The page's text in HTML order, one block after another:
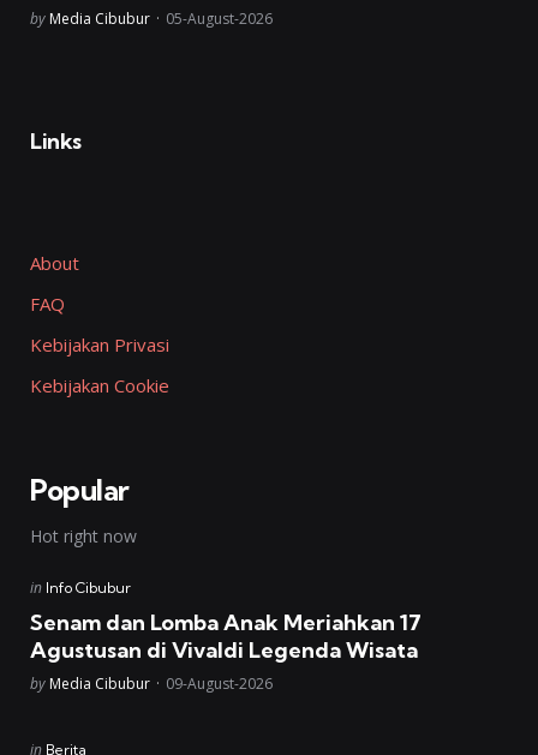
Posted
by Media Cibubur 05-August-2026
Links
About
FAQ
Kebijakan Privasi
Kebijakan Cookie
Popular
Hot right now
Posted
in Info Cibubur
Senam dan Lomba Anak Meriahkan 17
Agustusan di Vivaldi Legenda Wisata
Posted
by Media Cibubur 09-August-2026
Posted
in Berita